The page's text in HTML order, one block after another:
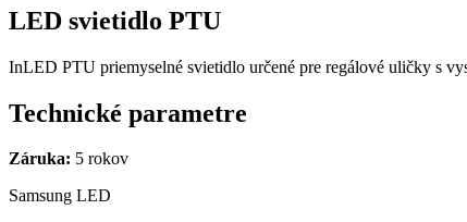
LED svietidlo PTU
InLED PTU priemyselné svietidlo určené pre regálové uličky s
Technické parametre
Záruka: 5 rokov
Samsung LED